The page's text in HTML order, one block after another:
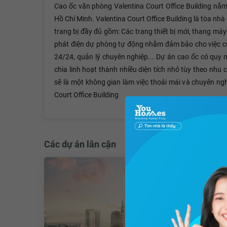
Cao ốc văn phòng Valentina Court Office Building
Hồ Chí Minh. Valentina Court Office Building là tòa
trang bị đầy đủ gồm: Các trang thiết bị mới, thang
phát điện dự phòng tự động nhằm đảm bảo cho việc
24/24, quản lý chuyên nghiệp... Dự án cao ốc có
chia linh hoạt thành nhiều diện tích nhỏ tùy theo nhu
sẽ là một không gian làm việc thoải mái và chuyên
Court Office Building
Các dự án lân cận